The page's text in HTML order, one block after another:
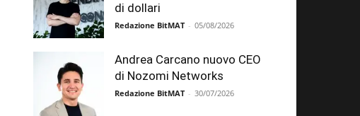
di dollari
Redazione BitMAT - 05/08/2026
Andrea Carcano nuovo CEO
di Nozomi Networks
Redazione BitMAT - 30/07/2026